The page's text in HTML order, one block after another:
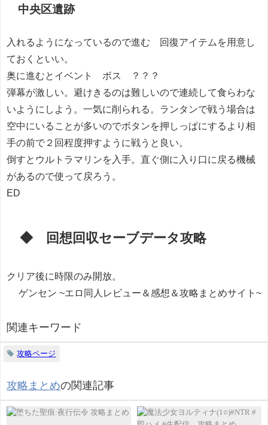
中央区遺跡
入れるようになっているので進む 回復アイテムを用意し
ておくといい。
奥に進むとイベント ボス ？？？
弾幕が激しい。避けきるのは難しいので連続して食らわな
いようにしよう。一気に削られる。ランタンで戦う場合は
空中にいることが多いのでボタンを押しっぱにするより相
手の前で２回程度押すように戦うと良い。
倒すとウルトラマリンを入手。直ぐ側に入り口に戻る機械
があるので使って戻ろう。
ED
◆ 回想回収セーブデータ攻略
クリア後に時限のみ開放。
ゲンセン ~エロ同人レビュー＆感想＆攻略まとめサイト~
関連キーワード
攻略ページ
攻略まとめの関連記事